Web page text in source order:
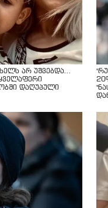
არ უშვებდა…
დაღუპული